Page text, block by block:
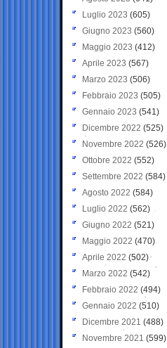
Luglio 2023 (605)
Giugno 2023 (560)
Maggio 2023 (412)
Aprile 2023 (567)
Marzo 2023 (506)
Febbraio 2023 (505)
Gennaio 2023 (541)
Dicembre 2022 (525)
Novembre 2022 (526)
Ottobre 2022 (552)
Settembre 2022 (584)
Agosto 2022 (584)
Luglio 2022 (562)
Giugno 2022 (521)
Maggio 2022 (470)
Aprile 2022 (502)
Marzo 2022 (542)
Febbraio 2022 (494)
Gennaio 2022 (510)
Dicembre 2021 (488)
Novembre 2021 (599)